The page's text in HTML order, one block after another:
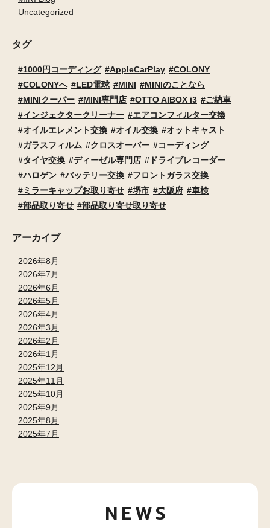
Uncategorized
タグ
1000円コーディング AppleCarPlay
COLONY
COLONYへ
LED電球 MINI
MINIのことなら
MINIクーパー
MINI専門店 OTTO AIBOX i3
ご納車
インジェクタークリーナー
エアコンフィルター交換
オイルエレメント交換
オイル交換
オットキャスト
ガラスフィルム
クロスオーバー
コーディング
タイヤ交換
ディーゼル専門店
ドライブレコーダー
ハロゲン
バッテリー交換
フロントガラス交換
ミラーキャップお取り寄せ
堺市 大阪府
車検
部品取り寄せ
部品取り寄せ取り寄せ
アーカイブ
2026年8月
2026年7月
2026年6月
2026年5月
2026年4月
2026年3月
2026年2月
2026年1月
2025年12月
2025年11月
2025年10月
2025年9月
2025年8月
2025年7月
NEWS